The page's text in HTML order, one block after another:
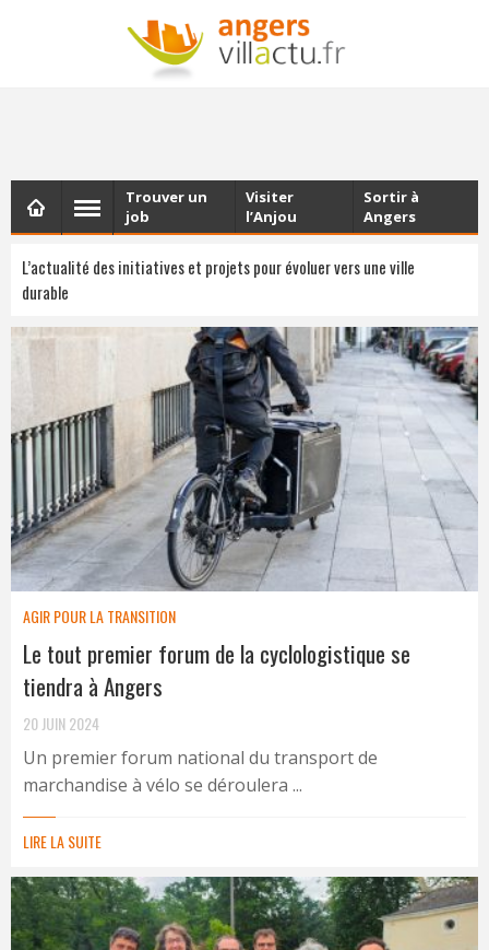
NEWSLETTER
Les dernières actualités d'Angers, chaque vendredi dans
L’actualité des initiatives et projets pour évoluer vers une ville
durable
Trouver un
job
Visiter
l’Anjou
Sortir à
Angers
AGIR POUR LA TRANSITION
Le tout premier forum de la cyclologistique se
tiendra à Angers
20 JUIN 2024
Un premier forum national du transport de
marchandise à vélo se déroulera ...
LIRE LA SUITE